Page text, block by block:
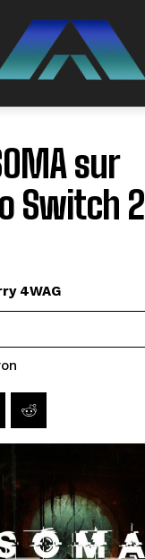
sur
Switch 2
4WAG